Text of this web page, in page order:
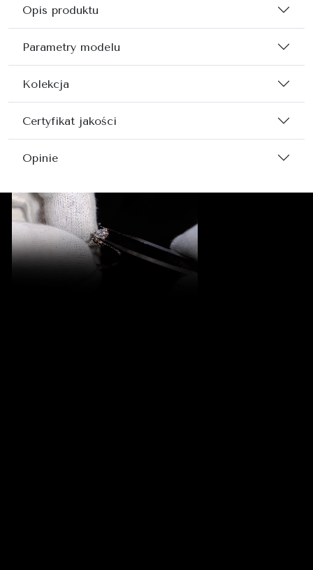
Opis produktu
Parametry modelu
Kolekcja
Certyfikat jakości
Opinie